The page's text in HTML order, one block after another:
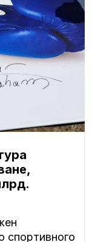
спортивного